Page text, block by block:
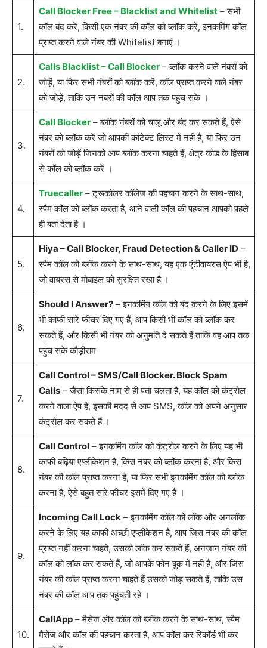
1.
Call Blocker Free – Blacklist and Whitelist– सभी
कॉल बंद करें, किसी एक नंबर की कॉल को ब्लॉक करें, इनकमिंग कॉल
प्राप्त करने वाले नंबर की Whitelist बनाएं ।
2.
Calls Blacklist – Call Blocker– ब्लॉक करने वाले नंबरों को
जोड़ें, या फिर सभी नंबरों को ब्लॉक करें, कॉल प्राप्त करने वाले नंबर
को जोड़ें, ताकि उन नंबरों की कॉल आप तक पहुंच सके ।
3.
Call Blocker– ब्लॉक नंबरों को चालू और बंद कर सकते हैं, ऐसे
नंबर को ब्लॉक करें जो आपकी कांटेक्ट लिस्ट में नहीं है, या फिर उन
नंबरों को जोड़ें जिनको आप ब्लॉक करना चाहते हैं, क्षेत्र कोड के हिसाब
से कॉल को ब्लॉक करें ।
4.
Truecaller– ट्रूकॉलर कॉलेज की पहचान करने के साथ-साथ,
स्पैम कॉल को ब्लॉक करता है, आने वाली कॉल की पहचान आपको पहले
ही बता देता है ।
5.
Hiya – Call Blocker, Fraud Detection & Caller ID –
स्पैम कॉल को ब्लॉक करने के साथ-साथ, यह एक एंटीवायरस ऐप भी है,
जो वायरस से मोबाइल को सुरक्षित रखा है ।
6.
Should I Answer?– इनकमिंग कॉल को बंद करने के लिए इसमें
भी काफी सारे फीचर दिए गए हैं, आप किसी भी कॉल को ब्लॉक कर
सकते हैं, और किसी भी नंबर को अनुमति दे सकते हैं ताकि वह आप तक
पहुंच सके कौड़ीराम
7.
Call Control – SMS/Call Blocker. Block Spam
Calls– जैसा किसके नाम से ही पता चलता है, यह कॉल को कंट्रोल
करने वाला ऐप है, इसकी मदद से आप SMS, कॉल को अपने अनुसार
कंट्रोल कर सकते हैं ।
8.
Call Control– इनकमिंग कॉल को कंट्रोल करने के लिए यह भी
काफी बढ़िया एप्लीकेशन है, किस नंबर को ब्लॉक करना है, और किस
नंबर की कॉल प्राप्त करना है, या फिर सभी इनकमिंग कॉल को ब्लॉक
करना है, ऐसे बहुत सारे फीचर इसमें दिए गए हैं ।
9.
Incoming Call Lock– इनकमिंग कॉल को लॉक और अनलॉक
करने के लिए यह काफी अच्छी एप्लीकेशन है, आप जिस नंबर की कॉल
प्राप्त नहीं करना चाहते, उसको लॉक कर सकते हैं, अनजान नंबर की
कॉल को लॉक कर सकते हैं, जो आपके फोन बुक में नहीं है, और जिस
नंबर की कॉल प्राप्त करना चाहते हैं उसको जोड़ सकते हैं, ताकि उस
नंबर की कॉल आप तक पहुंचती रहे ।
10.
CallApp– मैसेज और कॉल को ब्लॉक करने के साथ-साथ, स्पैम
मैसेज और कॉल की पहचान करता है, आप कॉल कर रिकॉर्ड भी कर